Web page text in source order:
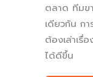
ตลาด ทีมข
เดียวกัน ก
ต้องเล่าเรื่
ได้ดีขึ้น